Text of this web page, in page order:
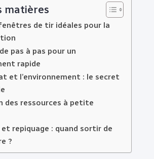
matières
de tir idéales pour la
pas à pas pour un
rapide
et l’environnement : le secret
des ressources à petite
repiquage : quand sortir de
?